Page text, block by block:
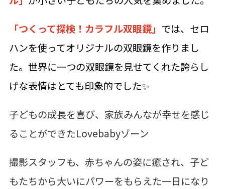
「つくって探検！カラフル双眼鏡」 では、セロ
ハンを使ってオリジナルの双眼鏡を作りまし
た。世界に一つの双眼鏡を見せてくれた誇らし
げな表情はとても印象的でした✨
子どもの成長を喜び、家族みんなが幸せを感じ
ることができたLovebabyゾーン
撮影スタッフも、赤ちゃんの姿に癒され、子ど
もたちから大いにパワーをもらえた一日になり